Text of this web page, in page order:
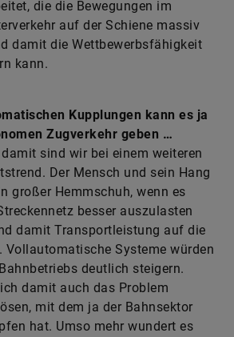
die die Bewegungen im
auf der Schiene massiv
damit die Wettbewerbsfähigkeit
kann.
Kupplungen kann es ja
Zugverkehr geben …
sind wir bei einem weiteren
Der Mensch und sein Hang
großer Hemmschuh, wenn es
besser auszulasten
damit Transportleistung auf die
Vollautomatische Systeme würden
deutlich steigern.
damit auch das Problem
mit dem ja der Bahnsektor
hat. Umso mehr wundert es